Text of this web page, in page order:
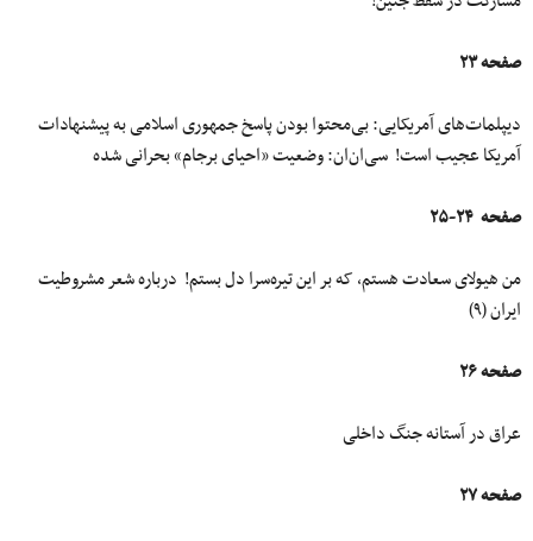
صفحه ۲۳
دیپلمات‌های آمریکایی: بی‌محتوا بودن پاسخ جمهوری اسلامی به پیشنهادات
آمریکا عجیب است! سی‌ان‌ان: وضعیت «احیای برجام» بحرانی شده
صفحه ۲۴-۲۵
من هیولای سعادت هستم، که بر این تیره‌سرا دل بستم! درباره شعر مشروطیت
ایران (۹)
صفحه ۲۶
عراق در آستانه جنگ داخلی
صفحه ۲۷